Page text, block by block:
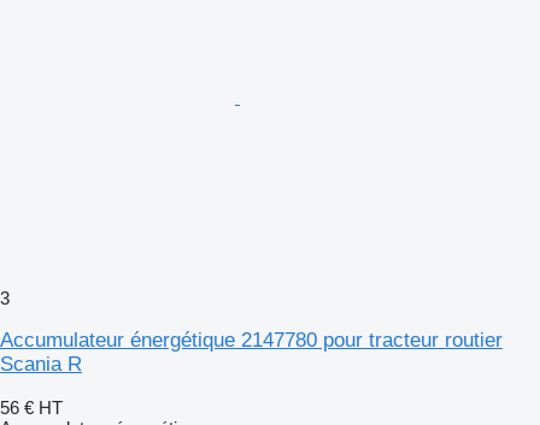
3
Accumulateur énergétique 2147780 pour tracteur routier
Scania R
56 € HT